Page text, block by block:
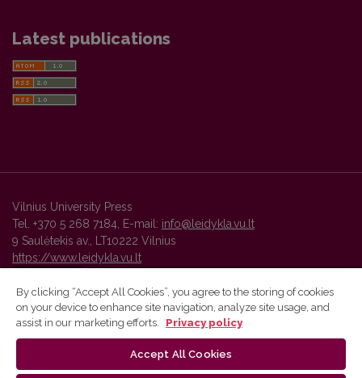
Latest publications
Vilnius University Press
Tel. +370 5 268 7184, E-mail: info@leidykla.vu.lt
9 Saulėtekis av., LT10222 Vilnius
https://www.leidykla.vu.lt
Vilnius University Press platform and metadata are distributed by
By clicking “Accept All Cookies”, you agree to the storing of cookies
on your device to enhance site navigation, analyze site usage, and
assist in our marketing efforts.
Privacy policy
Accept All Cookies